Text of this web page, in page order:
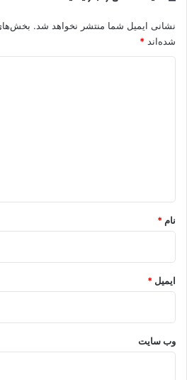
نشانی ایمیل شما منتشر نخواهد شد.
شده‌اند *
نام *
ایمیل *
وب‌ سایت